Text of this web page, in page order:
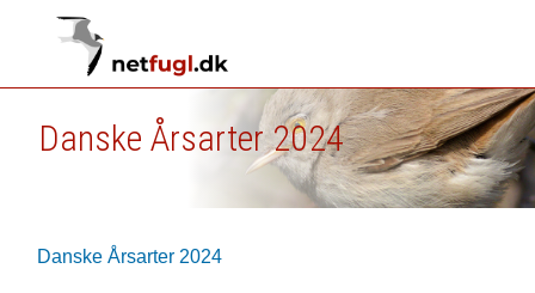
Danske Årsarter 2024
Danske Årsarter 2024